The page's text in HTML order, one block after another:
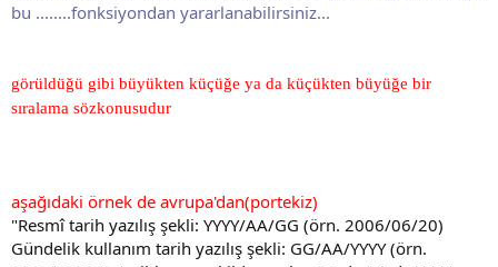
bu ........fonksiyondan yararlanabilirsiniz...
görüldüğü gibi büyükten küçüğe ya da küçükten büyüğe bir
sıralama sözkonusudur
aşağıdaki örnek de avrupa'dan(portekiz)
"Resmî tarih yazılış şekli: YYYY/AA/GG (örn. 2006/06/20)
Gündelik kullanım tarih yazılış şekli: GG/AA/YYYY (örn.